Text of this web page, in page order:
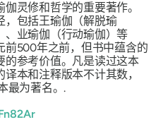
灵修和哲学的重要著作。
，包括王瑜伽（解脱瑜
、业瑜伽（行动瑜伽）等
前500年之前，但书中蕴含的
的参考价值。凡是读过这本
本和注释版本不计其数，
最为著名。.